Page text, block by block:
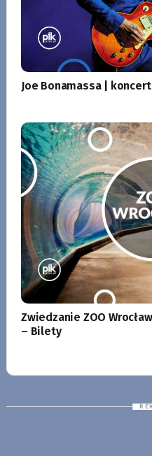
Joe Bonamassa |
Zwiedzanie ZOO
– Bilety